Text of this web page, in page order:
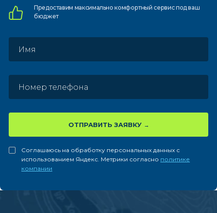
Предоставим максимально комфортныйсервис под ваш
бюджет
ОТПРАВИТЬ ЗАЯВКУ
Соглашаюсь на обработку персональных данных с
использованием Яндекс. Метрики согласно политике
компании